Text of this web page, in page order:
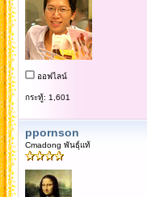
ออฟไลน์
กระทู้: 1,601
ppornson
Cmadong พันธุ์แท้